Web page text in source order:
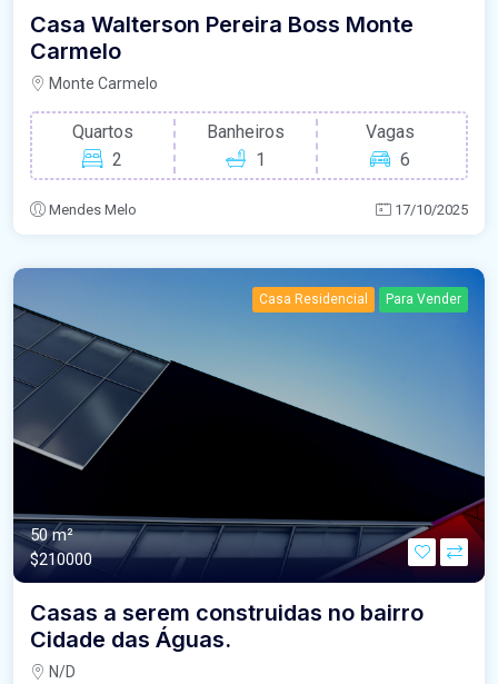
Casa Walterson Pereira Boss Monte
Carmelo
Monte Carmelo
Quartos
2
Banheiros
1
Vagas
6
Mendes Melo 17/10/2025
Casa Residencial Para Vender
50 m²
$210000
Casas a serem construidas no bairro
Cidade das Águas.
N/D